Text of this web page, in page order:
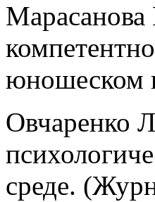
юношеском
Овчаренко
среде.